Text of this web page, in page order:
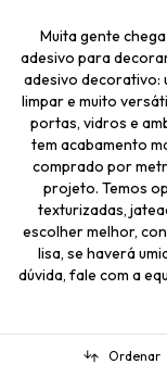
Muita gente
adesivo para
adesivo decorativo:
limpar e muito
portas, vidros e
tem acabamento
comprado por
projeto. Temos
texturizadas,
escolher melhor,
lisa, se haverá
dúvida, fale com a
Ordenar